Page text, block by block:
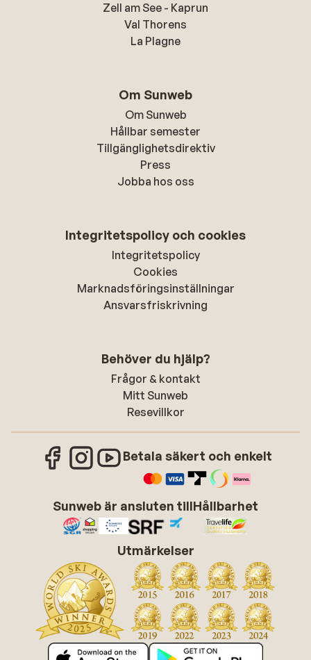
Zell am See - Kaprun
Val Thorens
La Plagne
Om Sunweb
Om Sunweb
Hållbar semester
Tillgänglighetsdirektiv
Press
Jobba hos oss
Integritetspolicy och cookies
Integritetspolicy
Cookies
Marknadsföringsinställningar
Ansvarsfriskrivning
Behöver du hjälp?
Frågor & kontakt
Mitt Sunweb
Resevillkor
Betala säkert och enkelt
Sunweb är ansluten tillHållbarhet
Utmärkelser